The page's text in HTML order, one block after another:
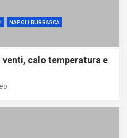
NAPOLI BURRASCA
calo temperatura e